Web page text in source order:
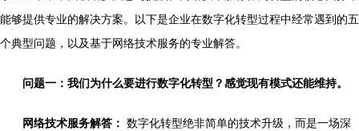
能够提供专业的解决方案。以下是企业在数字化转型过程中经常遇到的五
个典型问题，以及基于网络技术服务的专业解答。
问题一：我们为什么要进行数字化转型？感觉现有模式还能维持。
网络技术服务解答： 数字化转型绝非简单的技术升级，而是一场深